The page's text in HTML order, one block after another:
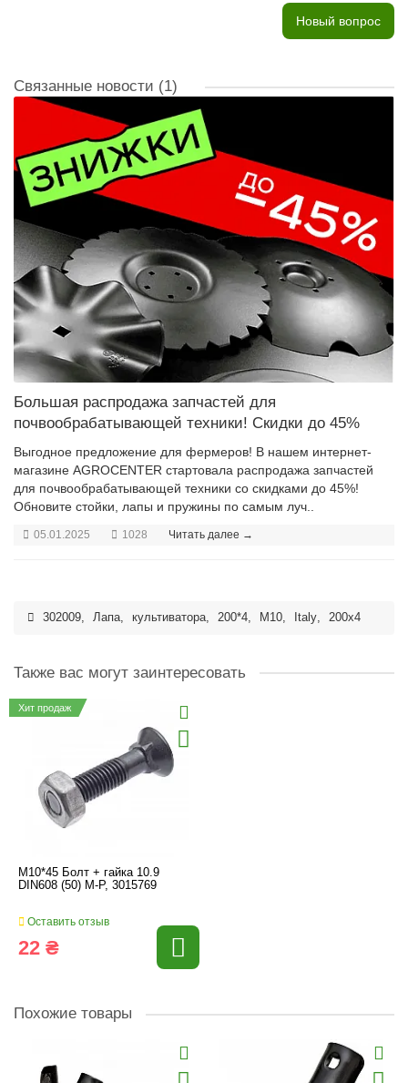
Новый вопрос
Связанные новости (1)
Большая распродажа запчастей для
почвообрабатывающей техники! Скидки до 45%
Выгодное предложение для фермеров! В нашем интернет-
магазине AGROCENTER стартовала распродажа запчастей
для почвообрабатывающей техники со скидками до 45%!
Обновите стойки, лапы и пружины по самым луч..
05.01.2025 1028 Читать далее →
302009 Лапа культиватора 200*4 M10 Italy 200x4
Также вас могут заинтересовать
Хит продаж
M10*45 Болт + гайка 10.9
DIN608 (50) M-P, 3015769
Оставить отзыв
22 ₴
Похожие товары